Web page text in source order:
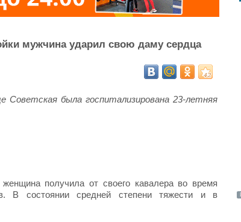
мужчина ударил свою даму сердца
была госпитализирована 23-летняя
получила от своего кавалера во время
В состоянии средней степени тяжести и в